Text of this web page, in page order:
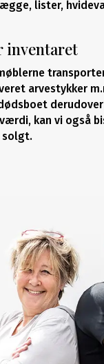
lister,
inventaret
arvestykker
kan vi også
solgt.